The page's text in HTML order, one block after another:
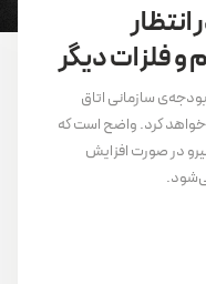
انتظار
و فلزات دیگر
بودجه‌ی سازمانی اتاق
خواهد کرد. واضح است که
در صورت افزایش